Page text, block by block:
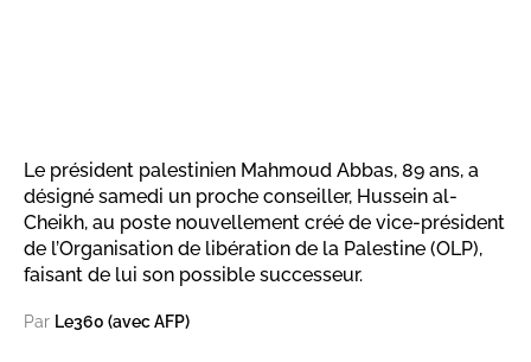
Le président palestinien Mahmoud Abbas, 89 ans, a
désigné samedi un proche conseiller, Hussein al-
Cheikh, au poste nouvellement créé de vice-président
de l’Organisation de libération de la Palestine (OLP),
faisant de lui son possible successeur.
Par Le360 (avec AFP)